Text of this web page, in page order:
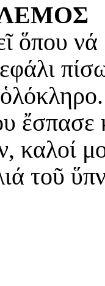
ὅπου νά
ἔσπασε
καλοί
τοῦ